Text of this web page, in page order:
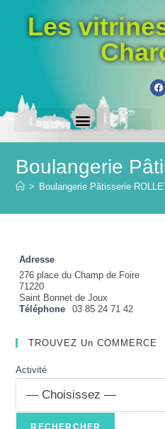
Les
Boulangerie
> Boulangerie Pâtisserie
Adresse
276 place du Champ de Foire
71220
Saint Bonnet de Joux
Téléphone
03 85 24 71 42
TROUVEZ Un COMMERCE
Activité
— Choisissez —